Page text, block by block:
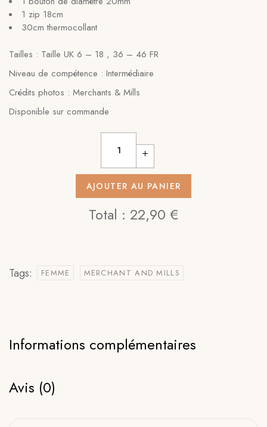
1 zip 18cm
30cm thermocollant
Tailles : Taille UK 6 – 18 , 36 – 46 FR
Niveau de compétence : Intermédiaire
Crédits photos : Merchants & Mills
Disponible sur commande
AJOUTER AU PANIER
Total : 22,90 €
Tags: FEMME MERCHANT AND MILLS
Informations complémentaires
Avis (0)